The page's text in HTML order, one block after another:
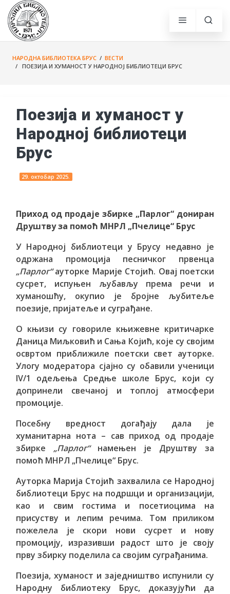
НАРОДНА БИБЛИОТЕКА БРУС / ВЕСТИ
/ ПОЕЗИЈА И ХУМАНОСТ У НАРОДНОЈ БИБЛИОТЕЦИ БРУС
Поезија и хуманост у
Народној библиотеци
Брус
29. октобар 2025.
Приход од продаје збирке „Парлог“ дониран
Друштву за помоћ МНРЛ „Пчелице“ Брус
У Народној библиотеци у Брусу недавно је
одржана промоција песничког првенца
„Парлог“ауторке Марије Стојић. Овај поетски
сусрет, испуњен љубављу према речи и
хуманошћу, окупио је бројне љубитеље
поезије, пријатеље и суграђане.
О књизи су говориле књижевне критичарке
Даница Миљковић и Сања Којић, које су својим
освртом приближиле поетски свет ауторке.
Улогу модератора сјајно су обавили ученици
IV/1 одељења Средње школе Брус, који су
допринели свечаној и топлој атмосфери
промоције.
Посебну вредност догађају дала је
хуманитарна нота – сав приход од продаје
збирке „Парлог“намењен је Друштву за
помоћ МНРЛ „Пчелице“ Брус.
Ауторка Марија Стојић захвалила се Народној
библиотеци Брус на подршци и организацији,
као и свим гостима и посетиоцима на
присуству и лепим речима. Том приликом
пожелела је скори нови сусрет и нову
промоцију, изразивши радост што је своју
прву збирку поделила са својим суграђанима.
Поезија, хуманост и заједништво испунили су
Народну библиотеку Брус, доказујући да